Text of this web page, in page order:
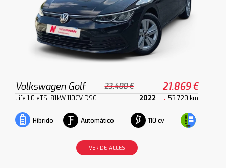
Volkswagen Golf 23.400 € 21.869 €
Life 1.0 eTSI 81kW 110CV DSG 2022 53.720 km
Híbrido Automático 110 cv
VER DETALLES